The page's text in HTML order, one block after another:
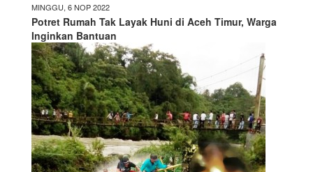
MINGGU, 6 NOP 2022
Potret Rumah Tak Layak Huni di Aceh Timur, Warga
Inginkan Bantuan